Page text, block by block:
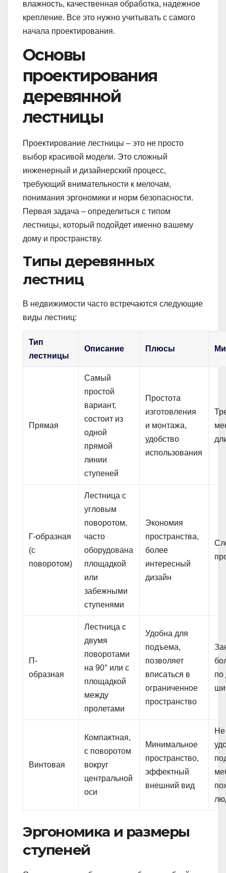
влажность, качественная обработка, надежное
крепление. Все это нужно учитывать с самого
начала проектирования.
Основы
проектирования
деревянной
лестницы
Проектирование лестницы – это не просто
выбор красивой модели. Это сложный
инженерный и дизайнерский процесс,
требующий внимательности к мелочам,
понимания эргономики и норм безопасности.
Первая задача – определиться с типом
лестницы, который подойдет именно вашему
дому и пространству.
Типы деревянных
лестниц
В недвижимости часто встречаются следующие
виды лестниц:
Тип
лестницы
Описание Плюсы
Прямая
Самый
простой
вариант,
состоит из
одной
прямой
линии
ступеней
Простота
изготовления
и монтажа,
удобство
использования
Г-образная
(с
поворотом)
Лестница с
угловым
поворотом,
часто
оборудована
площадкой
или
забежными
ступенями
Экономия
пространства,
более
интересный
дизайн
П-
образная
Лестница с
двумя
поворотами
на 90° или с
площадкой
между
пролетами
Удобна для
подъема,
позволяет
вписаться в
ограниченное
пространство
по
Винтовая
Компактная,
с поворотом
вокруг
центральной
оси
Минимальное
пространство,
эффектный
внешний вид
Не
Эргономика и размеры
ступеней